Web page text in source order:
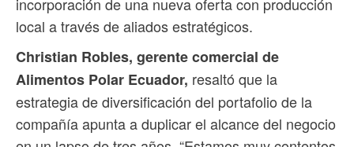
incorporación de una nueva oferta con producción
local a través de aliados estratégicos.
Christian Robles, gerente comercial de
Alimentos Polar Ecuador, resaltó que la
estrategia de diversificación del portafolio de la
compañía apunta a duplicar el alcance del negocio